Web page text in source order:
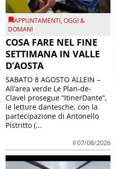
APPUNTAMENTI,OGGI &
DOMANI
COSA FARE NEL FINE
SETTIMANA IN VALLE
D’AOSTA
il 07/08/2026
SABATO 8 AGOSTO ALLEIN –
All’area verde Le Plan-de-
Clavel prosegue “ItinerDante”,
le letture dantesche, con la
partecipazione di Antonello
Pistritto (...